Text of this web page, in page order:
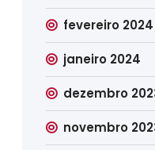
fevereiro 2024
janeiro 2024
dezembro
novembro